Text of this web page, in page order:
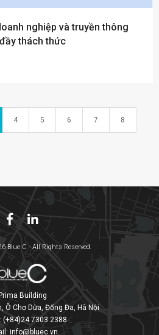
nghiệp và truyền thông
thách thức
4 5 6 7 8
Blue C - All Rights Reserved.
Prima Building
Ô Chợ Dừa, Đống Đa, Hà Nội
(+84)24 7303 2388
info@bluec.vn